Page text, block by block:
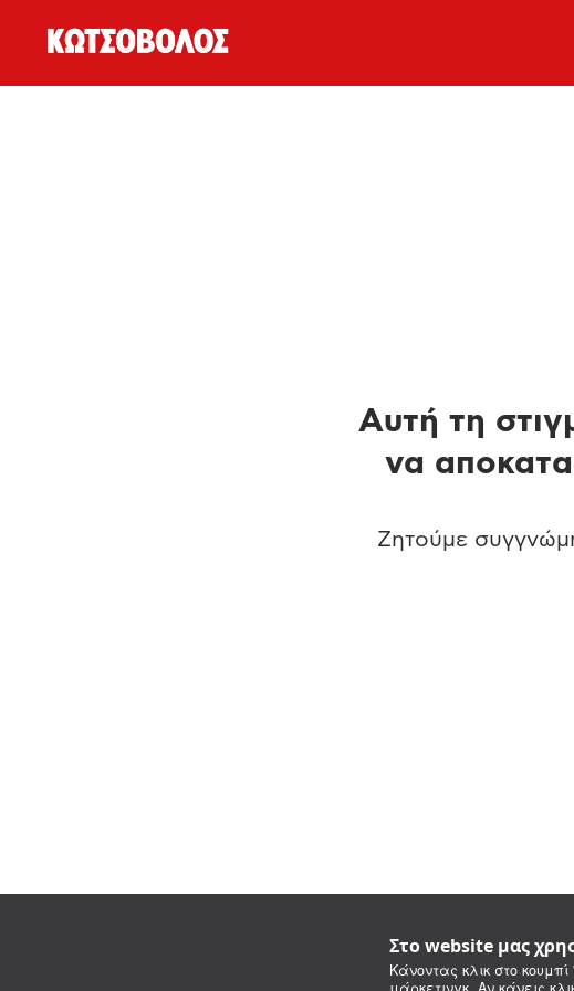
Στο website μας
Κάνοντας κλικ στο
Αυτή τη
να
Ζητούμε